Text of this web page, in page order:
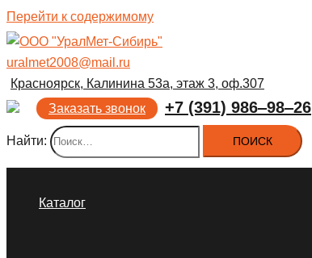
Перейти к содержимому
uralmet2008@mail.ru
Красноярск, Калинина 53а, этаж 3, оф.307
Заказать звонок
+7 (391) 986‒98‒26
Найти:
Каталог